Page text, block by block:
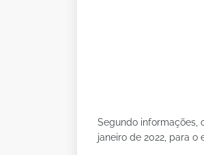
Segundo informações,
janeiro de 2022, para o